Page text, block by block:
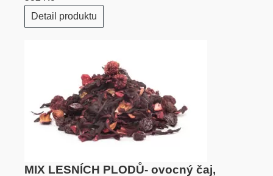
Detail produktu
MIX LESNÍCH PLODŮ- ovocný čaj,